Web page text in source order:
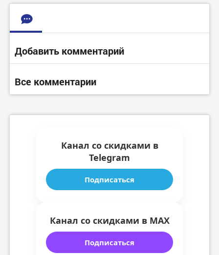
Добавить комментарий
Все комментарии
Канал со скидками в
Telegram
Подписаться
Канал со скидками в MAX
Подписаться